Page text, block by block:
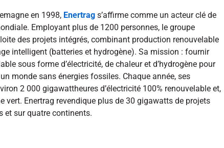
en 1998, Enertrag s’affirme comme un acteur clé de
Employant plus de 1200 personnes, le groupe
des projets intégrés, combinant production renouvelable
intelligent (batteries et hydrogène). Sa mission : fournir
sous forme d’électricité, de chaleur et d’hydrogène pour
monde sans énergies fossiles. Chaque année, ses
2 000 gigawattheures d’électricité 100% renouvelable et,
vert. Enertrag revendique plus de 30 gigawatts de projets
et sur quatre continents.